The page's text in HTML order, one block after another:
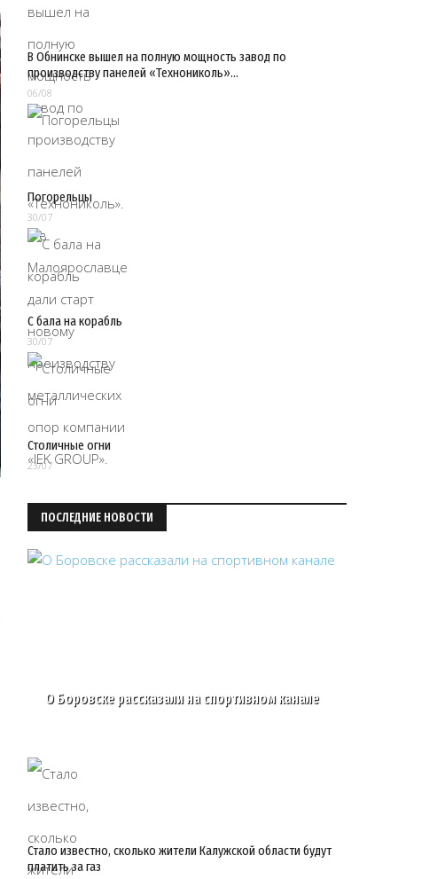
В Обнинске вышел на полную мощность завод по
производству панелей «Технониколь»…
06/08
Погорельцы
30/07
С бала на корабль
30/07
Столичные огни
23/07
ПОСЛЕДНИЕ НОВОСТИ
О Боровске рассказали на спортивном канале
Стало известно, сколько жители Калужской области будут
платить за газ